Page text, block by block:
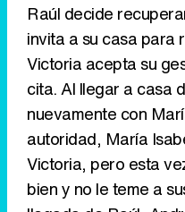
Raúl decide
invita a su casa para
Victoria acepta su
cita. Al llegar a casa
nuevamente con
autoridad, María
Victoria, pero esta
bien y no le teme a